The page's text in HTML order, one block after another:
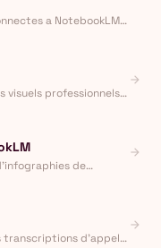
a NotebookLM
visuels professionnels
arrow_forward
de
arrow_forward
transcriptions d'appels
arrow_forward